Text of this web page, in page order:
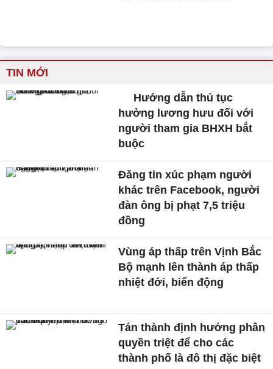
TIN MỚI
Hướng dẫn thủ tục
hưởng lương hưu đối với
người tham gia BHXH bắt
buộc
Đăng tin xúc phạm người
khác trên Facebook, người
đàn ông bị phạt 7,5 triệu
đồng
Vùng áp thấp trên Vịnh Bắc
Bộ mạnh lên thành áp thấp
nhiệt đới, biển động
Tán thành định hướng phân
quyền triệt để cho các
thành phố là đô thị đặc biệt